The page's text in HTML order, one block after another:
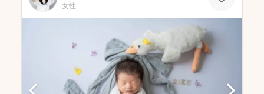
女性